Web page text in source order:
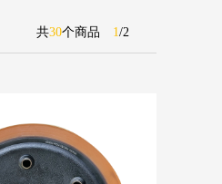
共30个商品 1/2